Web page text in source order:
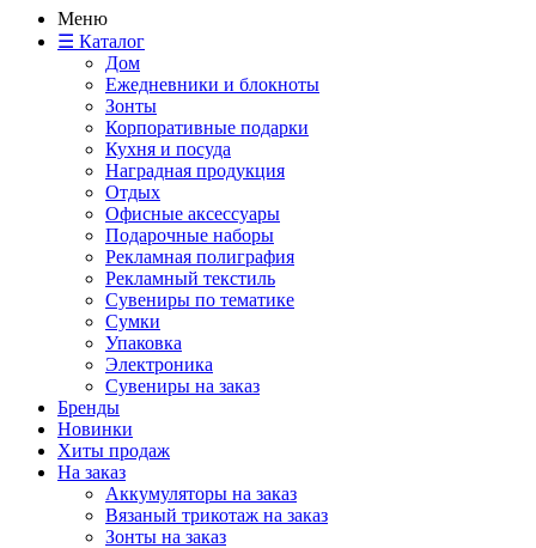
Меню
☰ Каталог
Дом
Ежедневники и блокноты
Зонты
Корпоративные подарки
Кухня и посуда
Наградная продукция
Отдых
Офисные аксессуары
Подарочные наборы
Рекламная полиграфия
Рекламный текстиль
Сувениры по тематике
Сумки
Упаковка
Электроника
Сувениры на заказ
Бренды
Новинки
Хиты продаж
На заказ
Аккумуляторы на заказ
Вязаный трикотаж на заказ
Зонты на заказ